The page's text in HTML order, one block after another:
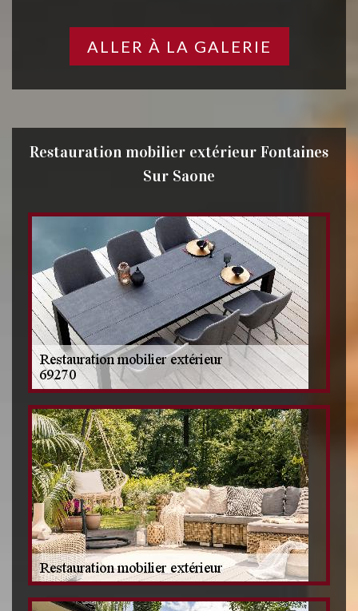
ALLER À LA GALERIE
Restauration mobilier extérieur Fontaines
Sur Saone